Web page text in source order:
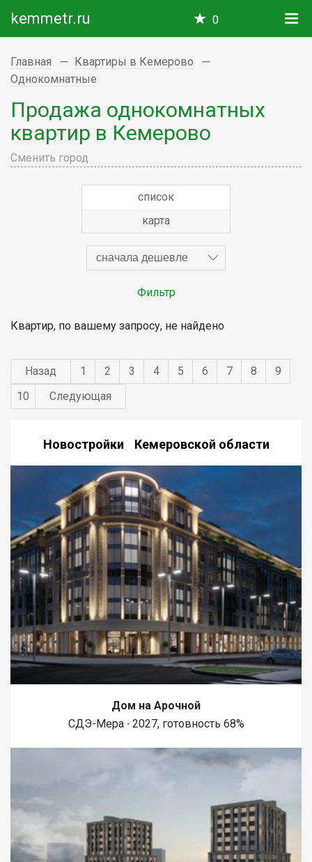
kemmetr.ru 0
Главная
Квартиры в Кемерово
Однокомнатные
Продажа однокомнатных
квартир в Кемерово
Сменить город
список
карта
сначала дешевле
Фильтр
Квартир, по вашему запросу, не найдено
Назад 1 2 3 4 5 6 7 8
9
10
Следующая
Новостройки Кемеровской области
Дом на Арочной
СДЭ-Мера ∙ 2027, готовность 68%